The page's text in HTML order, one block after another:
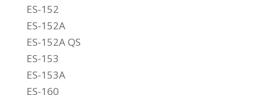
ES-152
ES-152A
ES-152A QS
ES-153
ES-153A
ES-160